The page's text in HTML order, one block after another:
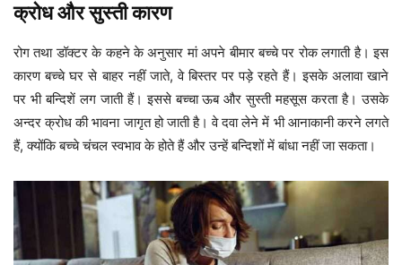
क्रोध और सुस्ती कारण
रोग तथा डॉक्टर के कहने के अनुसार मां अपने बीमार बच्चे पर रोक लगाती है। इस
कारण बच्चे घर से बाहर नहीं जाते, वे बिस्तर पर पड़े रहते हैं। इसके अलावा खाने
पर भी बन्दिशें लग जाती हैं। इससे बच्चा ऊब और सुस्ती महसूस करता है। उसके
अन्दर क्रोध की भावना जागृत हो जाती है। वे दवा लेने में भी आनाकानी करने लगते
हैं, क्योंकि बच्चे चंचल स्वभाव के होते हैं और उन्हें बन्दिशों में बांधा नहीं जा सकता।